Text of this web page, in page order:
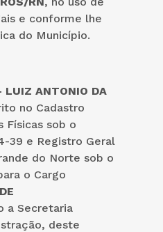
e conforme lhe
do Município.
LUIZ ANTONIO DA
no Cadastro
Físicas sob o
39 e Registro Geral
do Norte sob o
o Cargo
a Secretaria
deste